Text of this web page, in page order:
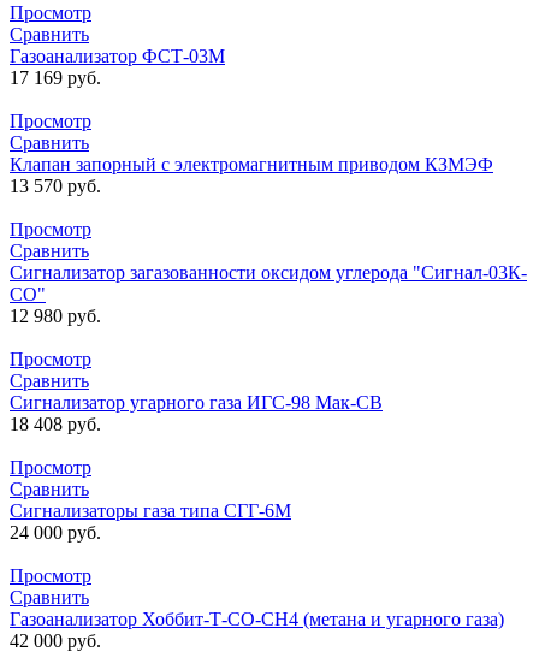
Просмотр
Сравнить
Газоанализатор ФСТ-03М
17 169 руб.
Просмотр
Сравнить
Клапан запорный с электромагнитным приводом КЗМЭФ
13 570 руб.
Просмотр
Сравнить
Сигнализатор загазованности оксидом углерода "Сигнал-03К-
СО"
12 980 руб.
Просмотр
Сравнить
Сигнализатор угарного газа ИГС-98 Мак-СВ
18 408 руб.
Просмотр
Сравнить
Сигнализаторы газа типа СГГ-6М
24 000 руб.
Просмотр
Сравнить
Газоанализатор Хоббит-Т-СО-СН4 (метана и угарного газа)
42 000 руб.